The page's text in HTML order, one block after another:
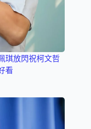
琪放閃祝柯文哲
看